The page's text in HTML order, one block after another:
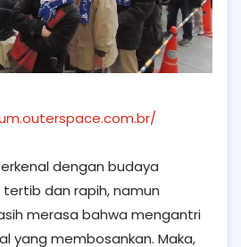
dengan budaya
dan rapih, namun
merasa bahwa mengantri
yang membosankan. Maka,